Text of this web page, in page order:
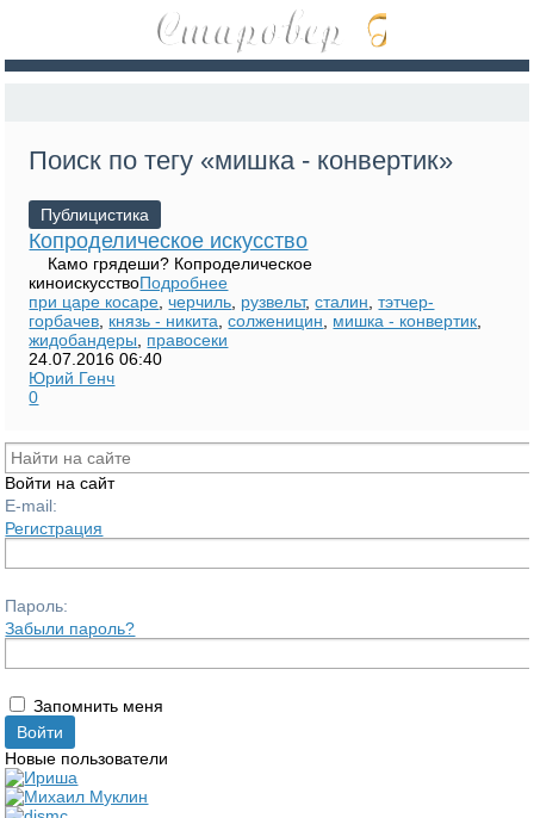
Поиск по тегу «мишка - конвертик»
Публицистика
Копроделическое искусство
Камо грядеши? Копроделическое
киноискусствоПодробнее
при царе косаре ,черчиль рузвельт,сталин ,тэтчер-
горбачев князь - никита ,солженицин мишка - конвертик
жидобандеры
правосеки
24.07.201606:40
Юрий Генч
0
Войти на сайт
E-mail:
Регистрация
Пароль:
Забыли пароль?
Запомнить меня
Новые пользователи